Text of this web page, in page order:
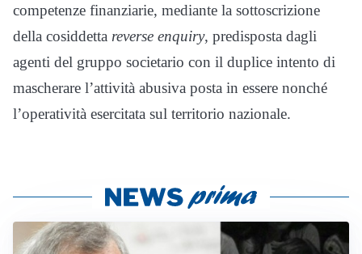
competenze finanziarie, mediante la sottoscrizione
della cosiddetta reverse enquiry, predisposta dagli
agenti del gruppo societario con il duplice intento di
mascherare l’attività abusiva posta in essere nonché
l’operatività esercitata sul territorio nazionale.